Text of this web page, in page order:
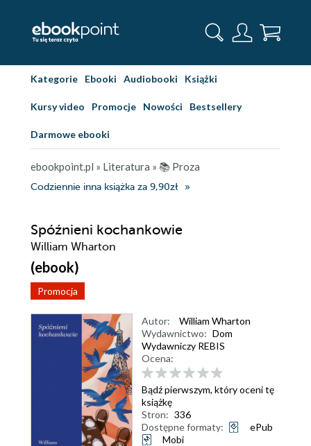
Kategorie Ebooki Audiobooki Książki
Kursy video Promocje Nowości Bestsellery
Darmowe ebooki
ebookpoint.pl » Literatura » 📚 Proza
Codziennie inna książka za 9,90zł
Spóźnieni kochankowie
William Wharton
(ebook)
Promocja
Autor:
William Wharton
Wydawnictwo: Dom
Wydawniczy REBIS
Ocena:
Bądź pierwszym, który oceni tę
książkę
Stron: 336
Dostępne formaty:
ePub
Mobi